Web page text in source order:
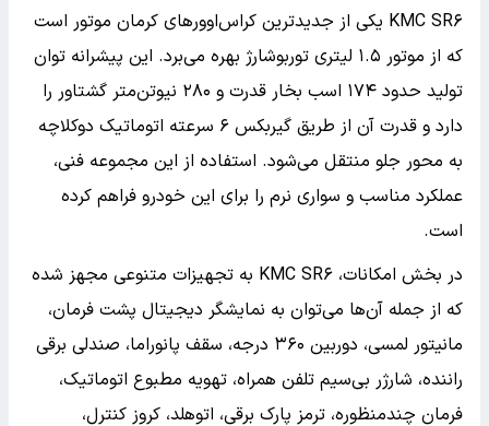
KMC SR۶ یکی از جدیدترین کراس‌اوورهای کرمان موتور است
که از موتور ۱.۵ لیتری توربوشارژ بهره می‌برد. این پیشرانه توان
تولید حدود ۱۷۴ اسب بخار قدرت و ۲۸۰ نیوتن‌متر گشتاور را
دارد و قدرت آن از طریق گیربکس ۶ سرعته اتوماتیک دوکلاچه
به محور جلو منتقل می‌شود. استفاده از این مجموعه فنی،
عملکرد مناسب و سواری نرم را برای این خودرو فراهم کرده
است.
در بخش امکانات، KMC SR۶ به تجهیزات متنوعی مجهز شده
که از جمله آن‌ها می‌توان به نمایشگر دیجیتال پشت فرمان،
مانیتور لمسی، دوربین ۳۶۰ درجه، سقف پانوراما، صندلی برقی
راننده، شارژر بی‌سیم تلفن همراه، تهویه مطبوع اتوماتیک،
فرمان چندمنظوره، ترمز پارک برقی، اتوهلد، کروز کنترل،